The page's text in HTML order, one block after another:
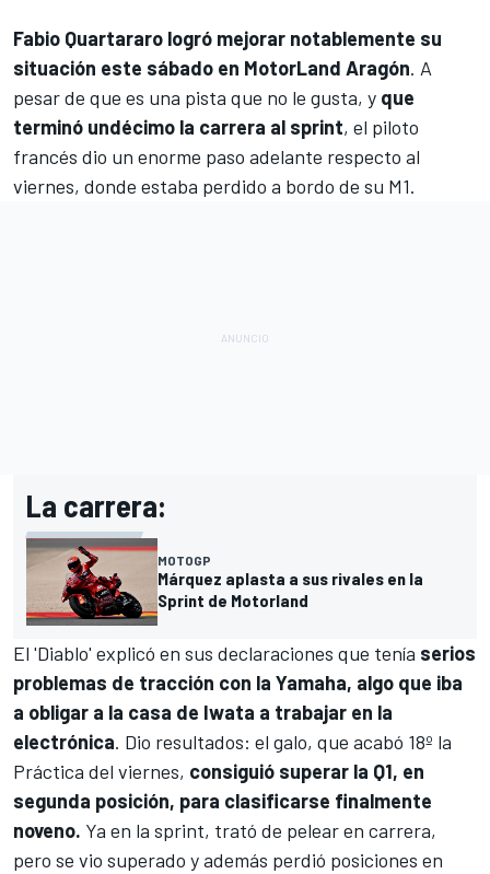
Fabio Quartararo logró mejorar notablemente su
situación este sábado en MotorLand Aragón. A
pesar de que es una pista que no le gusta, y que
terminó undécimo la carrera al sprint, el piloto
francés dio un enorme paso adelante respecto al
viernes, donde estaba perdido a bordo de su M1.
La carrera:
MOTOGP
Márquez aplasta a sus rivales en la
Sprint de Motorland
El 'Diablo' explicó en sus declaraciones que tenía serios
problemas de tracción con la Yamaha, algo que iba
a obligar a la casa de Iwata a trabajar en la
electrónica. Dio resultados: el galo, que acabó 18º la
Práctica del viernes, consiguió superar la Q1, en
segunda posición, para clasificarse finalmente
noveno. Ya en la sprint, trató de pelear en carrera,
pero se vio superado y además perdió posiciones en